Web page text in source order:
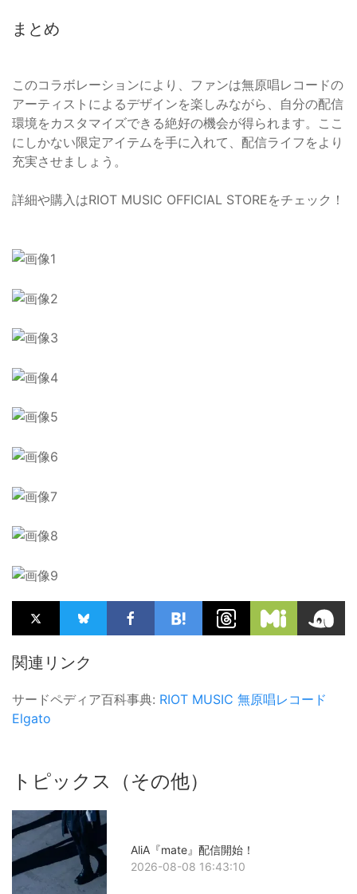
まとめ
このコラボレーションにより、ファンは無原唱レコードの
アーティストによるデザインを楽しみながら、自分の配信
環境をカスタマイズできる絶好の機会が得られます。ここ
にしかない限定アイテムを手に入れて、配信ライフをより
充実させましょう。
詳細や購入はRIOT MUSIC OFFICIAL STOREをチェック！
関連リンク
サードペディア百科事典: RIOT MUSIC 無原唱レコード
Elgato
トピックス（その他）
AliA『mate』配信開始！
2026-08-08 16:43:10